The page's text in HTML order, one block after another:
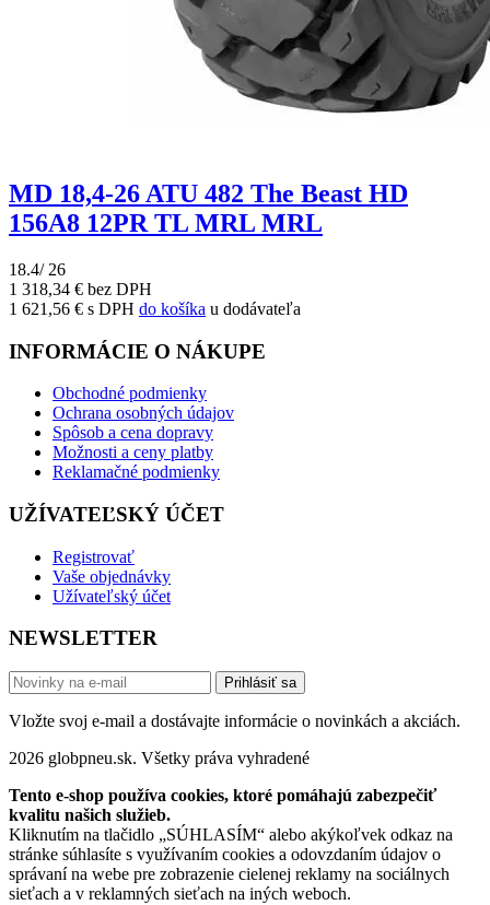
MD 18,4-26 ATU 482 The Beast HD
156A8 12PR TL MRL MRL
18.4/ 26
1 318,34 € bez DPH
1 621,56 € s DPH do košíka u dodávateľa
INFORMÁCIE O NÁKUPE
Obchodné podmienky
Ochrana osobných údajov
Spôsob a cena dopravy
Možnosti a ceny platby
Reklamačné podmienky
UŽÍVATEĽSKÝ ÚČET
Registrovať
Vaše objednávky
Užívateľský účet
NEWSLETTER
Prihlásiť sa
Vložte svoj e-mail a dostávajte informácie o novinkách a akciách.
2026 globpneu.sk. Všetky práva vyhradené
Tento e-shop používa cookies, ktoré pomáhajú zabezpečiť
kvalitu našich služieb.
Kliknutím na tlačidlo „SÚHLASÍM“ alebo akýkoľvek odkaz na
stránke súhlasíte s využívaním cookies a odovzdaním údajov o
správaní na webe pre zobrazenie cielenej reklamy na sociálnych
sieťach a v reklamných sieťach na iných weboch.